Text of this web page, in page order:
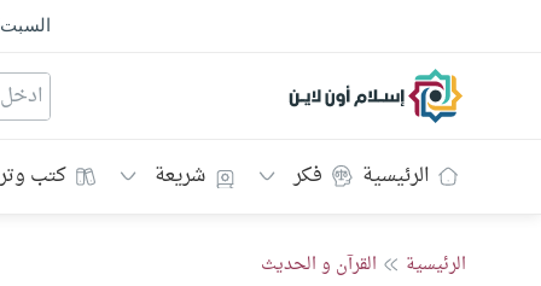
السبت
إسلام أون لاين
الرئيسية فكر شريعة كتب
الرئيسية القرآن و الحديث